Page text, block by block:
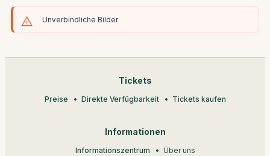
Unverbindliche Bilder
Tickets
Preise Direkte Verfügbarkeit Tickets kaufen
Informationen
Informationszentrum Über uns